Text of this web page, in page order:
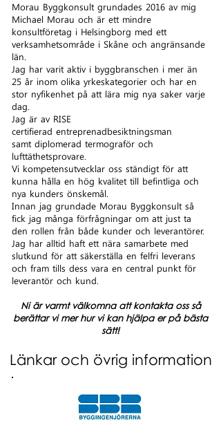
Morau Byggkonsult grundades 2016 av mig
Michael Morau och är ett mindre
konsultföretag i Helsingborg med ett
verksamhetsområde i Skåne och angränsande
län.
Jag har varit aktiv i byggbranschen i mer än
25 år inom olika yrkeskategorier och har en
stor nyfikenhet på att lära mig nya saker varje
dag.
Jag är av RISE
certifierad entreprenadbesiktningsman
samt diplomerad termograför och
lufttäthetsprovare.
Vi kompetensutvecklar oss ständigt för att
kunna hålla en hög kvalitet till befintliga och
nya kunders önskemål.
Innan jag grundade Morau Byggkonsult så
fick jag många förfrågningar om att just ta
den rollen från både kunder och leverantörer.
Jag har alltid haft ett nära samarbete med
slutkund för att säkerställa en felfri leverans
och fram tills dess vara en central punkt för
leverantör och kund.
Ni är varmt välkomna att kontakta oss så
berättar vi mer hur vi kan hjälpa er på bästa
sätt!
Länkar och övrig information